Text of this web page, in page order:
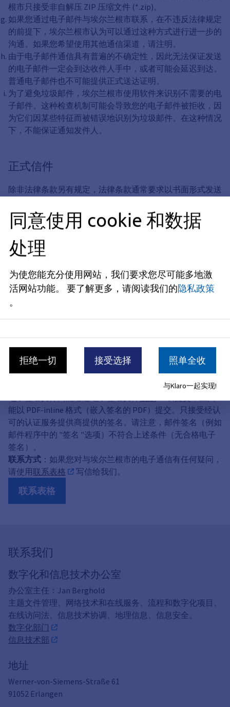
根市只接受非自解压 ZIP 压缩文件 (*.zip)。
如果您通过电子邮件与埃尔兰根市联系，在不违反法律规定
的前提下，埃尔兰根市认为可以通过这种方式进行进一步的
沟通。如果您希望使用其他通信渠道，请注明。
由于电子邮件通信具有普遍的不确定性，因此无法保证发送
的电子邮件一定会到达收件人手中，或者可能会延迟到达。
普通电子邮件也不可能提供正式送达证明。
为了避免垃圾邮件，埃尔兰根市使用软件来识别不需要的电
子邮件。这种检查机制可能会导致您的电子邮件被拒收，因
为它们因某些特征而被错误地识别为垃圾邮件。在这种情况
下，不能保证通知发件人。
正式信件
除非法律条款另有规定，法律条款通常要求以书面形式发送
发送。
1 "安全联系表"（带拜仁 ID）
您可以在我们的主页上找到 安全
联系表，您可以通过它
以加密形式与我们联系，如果通过新身份证或居留证、欧盟
公民电子身份证或 "ELSTER "软件证书的电子身份验证功能
验证，也可以通过书面形式
有关 BayernID 和注册的信息，请点击此处 。
安全联系表
2. 合格的电子签名
能以 PDF-inline 格式（嵌入签名的 PDF）提交。只接受经认
可的认证服务提供商提供的签名。请注意，邮件签名（例如
邮件程序中的 "签名 "选项）不符合上述条件（无合格电子
签名）。
联系方式 ：如果您对与埃尔兰根市的电子通信有任何疑问，
请使用联系表格 写信给我们。
联系表格
联系我们
数字化和信息技术办公室
办公室主任：Jan Berghold
主题文件管理、网络技术和在线服务、流程和数字化项目、
在线访问法、信息技术协调、地理信息、信息安全。
数字化部门
信息技术部
地址
Werner-von-Siemens-Straße 61
91052 Erlangen
同意使用 cookie 和数据
处理
为使您能充分使用网站，我们要求您尽可能多地激
活网站功能。
要了解更多，请阅读我们的隐私政策
。
拒绝一切 接受选择 照单全收
与Klaro一起实现!